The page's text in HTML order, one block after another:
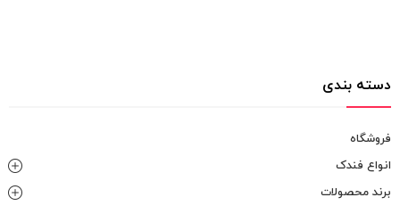
دسته بندی
فروشگاه
انواع فندک
برند محصولات